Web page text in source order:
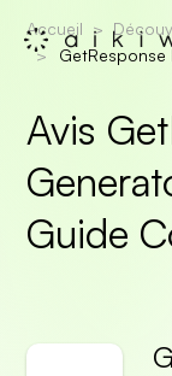
Accueil
GetResponse
Avis
Guide